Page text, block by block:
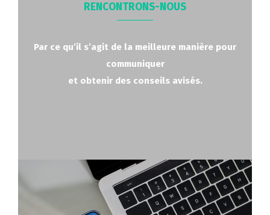
RENCONTRONS-NOUS
Par ce qu’il s’agit de la meilleure manière pour
communiquer
et obtenir des conseils avisés.